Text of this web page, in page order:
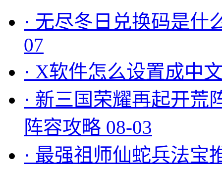
· 无尽冬日兑换码是什
07
· X软件怎么设置成中
· 新三国荣耀再起开荒
阵容攻略 08-03
· 最强祖师仙蛇兵法宝